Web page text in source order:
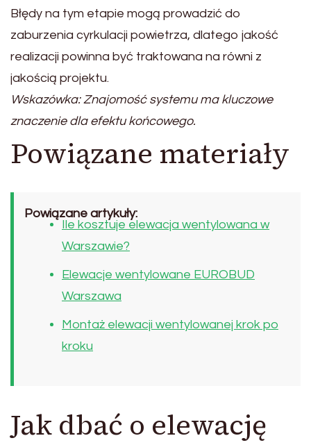
Błędy na tym etapie mogą prowadzić do
zaburzenia cyrkulacji powietrza, dlatego jakość
realizacji powinna być traktowana na równi z
jakością projektu.
Wskazówka: Znajomość systemu ma kluczowe
znaczenie dla efektu końcowego.
Powiązane materiały
Powiązane artykuły:
Ile kosztuje elewacja wentylowana w
Warszawie?
Elewacje wentylowane EUROBUD
Warszawa
Montaż elewacji wentylowanej krok po
kroku
Jak dbać o elewację